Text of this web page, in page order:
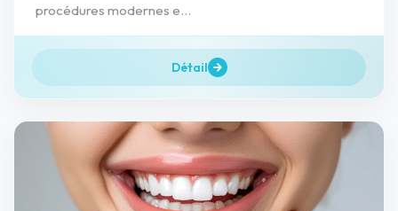
procédures modernes e...
Détail